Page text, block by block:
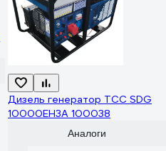
Дизель генератор ТСС SDG
10000EH3A 100038
Аналоги